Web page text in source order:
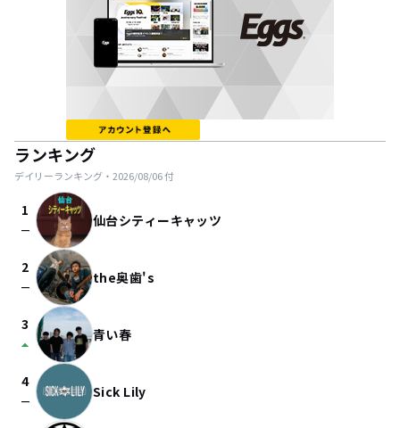
ランキング
デイリーランキング・ 2026/08/06付
1
check_indeterminate_small 仙台シティーキャッツ
2
check_indeterminate_small the奥歯's
3
arrow_drop_up 青い春
4
check_indeterminate_small Sick Lily